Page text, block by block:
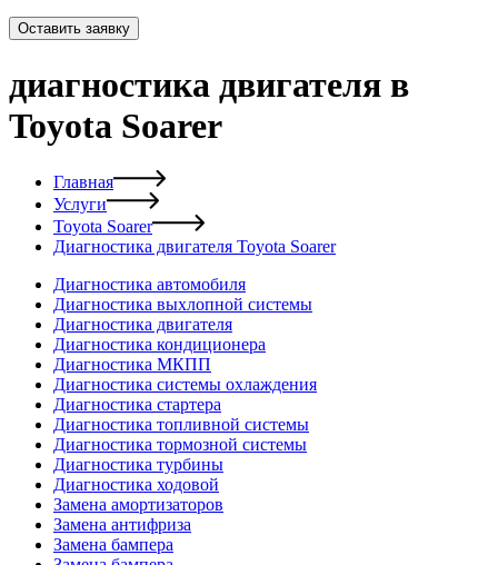
Оставить заявку
диагностика двигателя в
Toyota Soarer
Главная
Услуги
Toyota Soarer
Диагностика двигателя Toyota Soarer
Диагностика автомобиля
Диагностика выхлопной системы
Диагностика двигателя
Диагностика кондиционера
Диагностика МКПП
Диагностика системы охлаждения
Диагностика стартера
Диагностика топливной системы
Диагностика тормозной системы
Диагностика турбины
Диагностика ходовой
Замена амортизаторов
Замена антифриза
Замена бампера